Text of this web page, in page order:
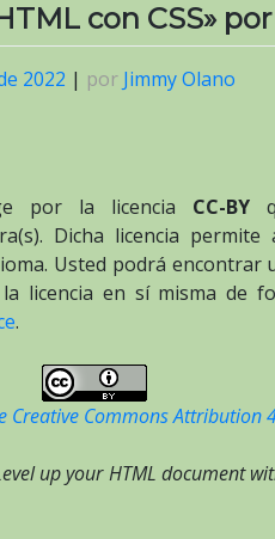
con CSS» por
2022 | por Jimmy Olano
por la licencia CC-BY
Dicha licencia
Usted podrá encontrar
licencia en sí misma de
.
Creative Commons Attribution
up your HTML document